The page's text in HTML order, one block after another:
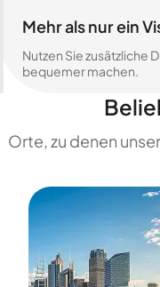
Mehr als nur ein
Nutzen Sie zusätzliche
bequemer machen.
Orte, zu denen